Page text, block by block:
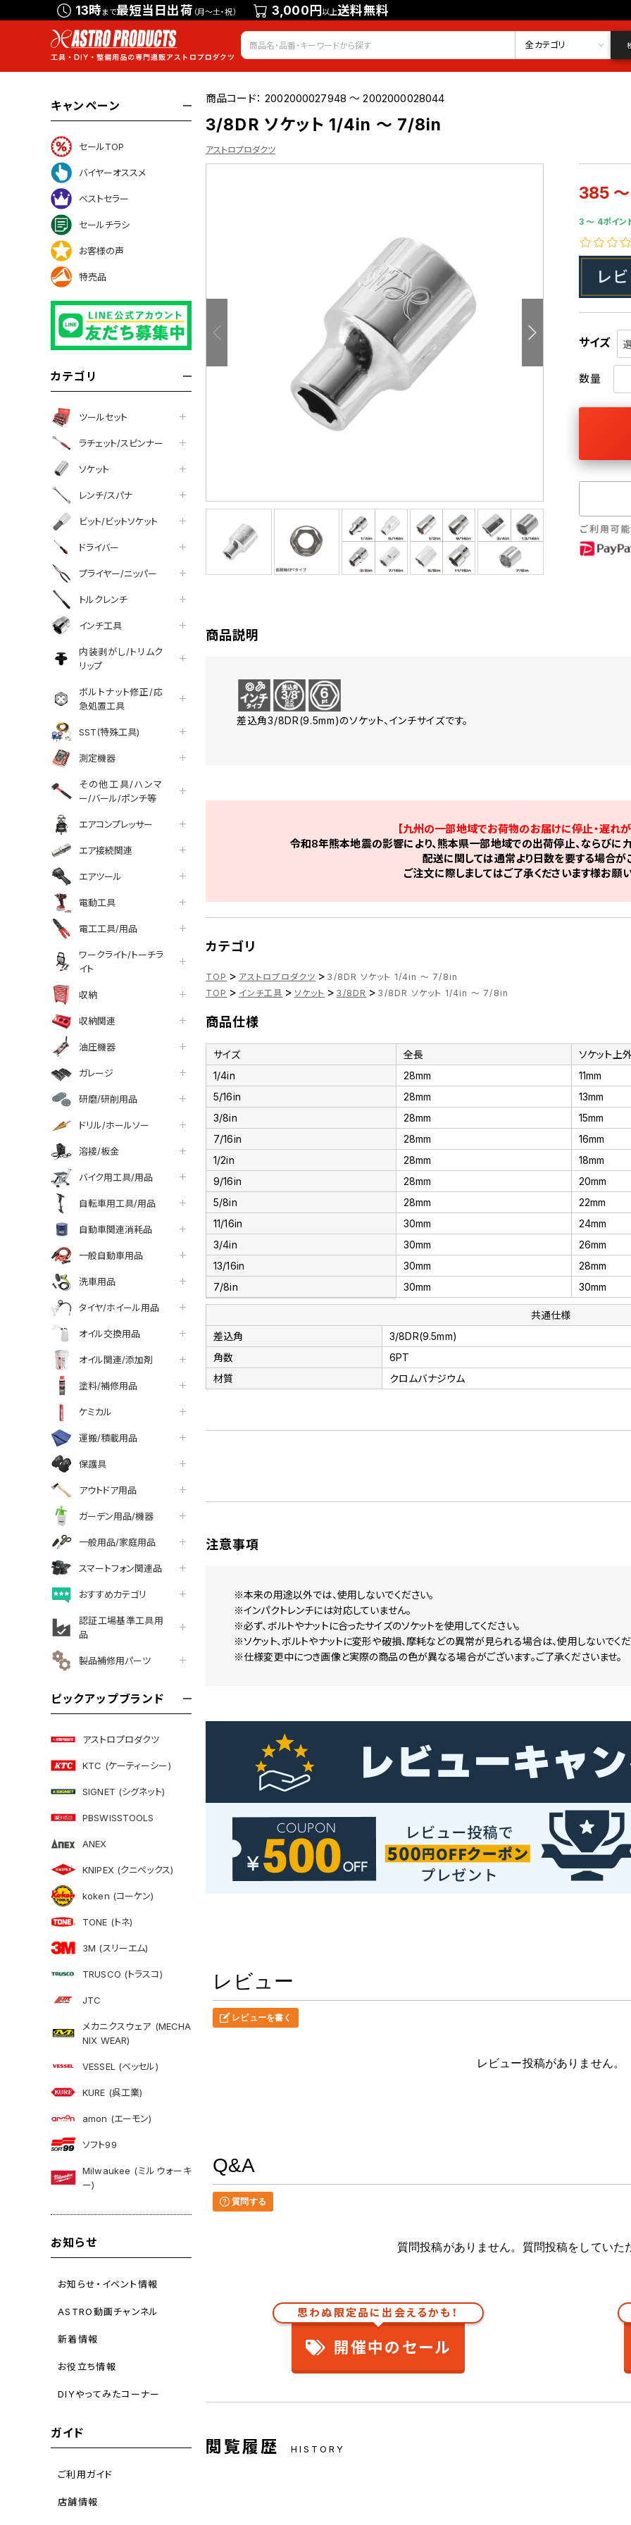
13時まで最短当日出荷 （月～土・祝） 3,000円以上送料無料
会員登録 ログイン
お気に入り
全カテゴリ
キャンペーン
セールTOP
バイヤーオススメ
ベストセラー
セールチラシ
お客様の声
特売品
カテゴリ
ツールセット
ラチェット/スピンナー
ソケット
レンチ/スパナ
ビット/ビットソケット
ドライバー
プライヤー/ニッパー
トルクレンチ
インチ工具
内装剥がし/トリムク
リップ
ボルトナット修正/応
急処置工具
SST(特殊工具)
測定機器
その他工具/ハンマ
ー/バール/ポンチ等
エアコンプレッサー
エア接続関連
エアツール
電動工具
電工工具/用品
ワークライト/トーチラ
イト
収納
収納関連
油圧機器
ガレージ
研磨/研削用品
ドリル/ホールソー
溶接/板金
バイク用工具/用品
自転車用工具/用品
自動車関連消耗品
一般自動車用品
洗車用品
タイヤ/ホイール用品
オイル交換用品
オイル関連/添加剤
塗料/補修用品
ケミカル
運搬/積載用品
保護具
アウトドア用品
ガーデン用品/機器
一般用品/家庭用品
スマートフォン関連品
おすすめカテゴリ
認証工場基準工具用
品
製品補修用パーツ
ピックアップブランド
アストロプロダクツ
KTC (ケーティーシー)
SIGNET (シグネット)
PBSWISSTOOLS
ANEX
KNIPEX (クニペックス)
koken (コーケン)
TONE (トネ)
3M (スリーエム)
TRUSCO (トラスコ)
JTC
メカニクスウェア (MECHA
NIX WEAR)
VESSEL (ベッセル)
KURE (呉工業)
amon (エーモン)
ソフト99
Milwaukee (ミルウォーキ
ー)
お知らせ
お知らせ・イベント情報
ASTRO動画チャンネル
新着情報
お役立ち情報
DIYやってみたコーナー
ガイド
ご利用ガイド
店舗情報
商品コード：2002000027948 ～ 2002000028044
3/8DR ソケット 1/4in ～ 7/8in
アストロプロダクツ
385
3 〜 4ポイン
サイズ
数量
facebook
line
商品説明
差込角3/8DR(9.5mm)のソケット、インチサイズです。
【九州の一部地域でお荷物のお届けに停止・遅れが
令和8年熊本地震の影響により、熊本県一部地域での出荷停止、ならびに
配送に関しては通常より日数を要する場合が
ご注文に際しましてはご了承くださいます様お願
カテゴリ
TOP > アストロプロダクツ > 3/8DR ソケット 1/4in ～ 7/8in
TOP > インチ工具 > ソケット > 3/8DR > 3/8DR ソケット 1/4in ～ 7/8in
商品仕様
サイズ 全長
ソケット上
1/4in
28mm
11mm
5/16in
28mm
13mm
3/8in
28mm
15mm
7/16in
28mm
16mm
1/2in
28mm
18mm
9/16in
28mm
20mm
5/8in
28mm
22mm
11/16in
30mm
24mm
3/4in
30mm
26mm
13/16in
30mm
28mm
7/8in
30mm 30mm
共通仕様
差込角
3/8DR(9.5mm)
角数
6PT
材質
クロムバナジウム
注意事項
※本来の用途以外では、使用しないでください。
※インパクトレンチには対応していません。
※必ず、ボルトやナットに合ったサイズのソケットを使用してください。
※ソケット、ボルトやナットに変形や破損、摩耗などの異常が見られる場合は、使用しないでくだ
※仕様変更中につき画像と実際の商品の色が異なる場合がございます。ご了承くださいませ。
レビュー
レビューを書く
レビュー投稿がありません。
Q&A
質問する
質問投稿がありません。質問投稿をしていた
思わぬ限定品に出会えるかも！
開催中のセール
閲覧履歴 HISTORY